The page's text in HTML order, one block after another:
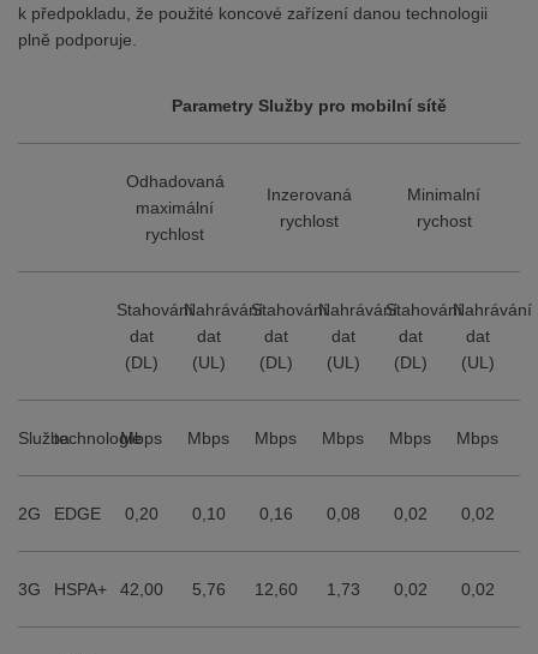
k předpokladu, že použité koncové zařízení danou technologii
plně podporuje.
Parametry Služby pro mobilní sítě
Odhadovaná
maximální
rychlost
Inzerovaná
rychlost
Minimalní
rychost
Stahování
dat
(DL)
Nahrávání
dat
(UL)
Stahování
dat
(DL)
Nahrávání
dat
(UL)
Stahování
dat
(DL)
Nahrávání
dat
(UL)
SlužbatechnologieMbps Mbps Mbps Mbps Mbps Mbps
2G EDGE 0,20 0,10 0,16 0,08 0,02 0,02
3G HSPA+ 42,00 5,76 12,60 1,73 0,02 0,02